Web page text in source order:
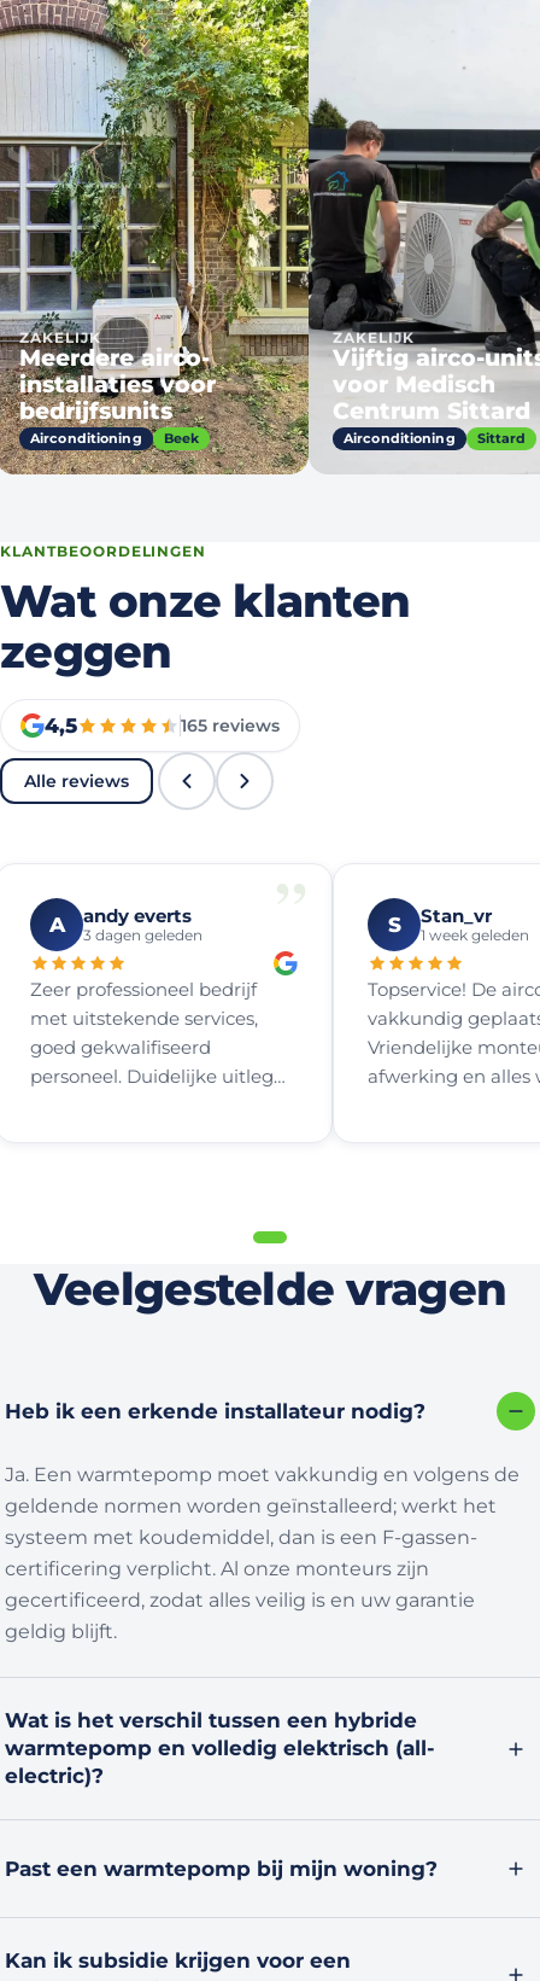
ZAKELIJK
Meerdere airco-
installaties voor
bedrijfsunits
Airconditioning Beek
ZAKELIJK
Vijftig airco-
voor Medisch
Centrum Sittard
Airconditioning Sittard
KLANTBEOORDELINGEN
Wat onze klanten
zeggen
4,5 165 reviews
Alle reviews
”
A andy everts
3 dagen geleden
Zeer professioneel bedrijf
met uitstekende services,
goed gekwalifiseerd
personeel. Duidelijke uitleg
zonder het bekende addertje
onder het gras. Vriendelijke
klaar en afgewerkt is. Mvg a
S Stan_vr
1 week geleden
Topservice! De
vakkundig
Vriendelijke
afwerking en alles
Veelgestelde vragen
Heb ik een erkende installateur nodig?
Ja. Een warmtepomp moet vakkundig en volgens de
geldende normen worden geïnstalleerd; werkt het
systeem met koudemiddel, dan is een F-gassen-
certificering verplicht. Al onze monteurs zijn
gecertificeerd, zodat alles veilig is en uw garantie
geldig blijft.
Wat is het verschil tussen een hybride
warmtepomp en volledig elektrisch (all-
electric)?
bestaande cv-ketel: de warmtepomp doet het meeste
gasketel eruit. Wat het beste past, hangt af van uw
Past een warmtepomp bij mijn woning?
bouw. Goede isolatie helpt het rendement, maar een
Kan ik subsidie krijgen voor een